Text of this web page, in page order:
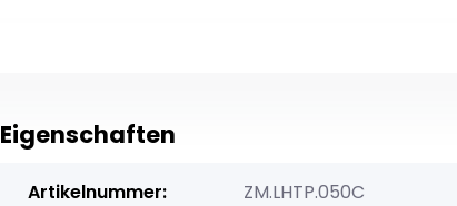
Eigenschaften
Artikelnummer: ZM.LHTP.050C